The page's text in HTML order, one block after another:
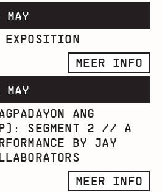
MAY
MEER INFO
MAY
ANG
SEGMENT 2 // A
BY JAY
MEER INFO